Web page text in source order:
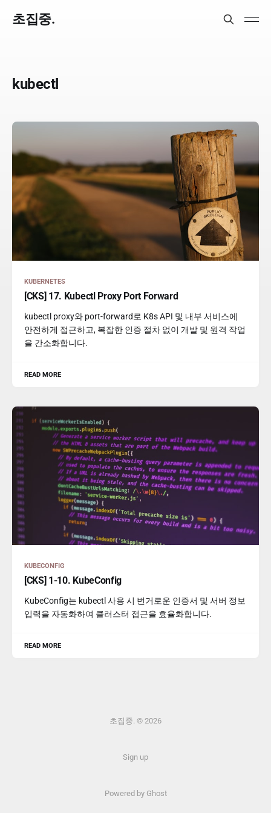
초집중.
kubectl
KUBERNETES
[CKS] 17. Kubectl Proxy Port Forward
kubectl proxy와 port-forward로 K8s API 및 내부 서비스에
안전하게 접근하고, 복잡한 인증 절차 없이 개발 및 원격 작업
을 간소화합니다.
READ MORE
KUBECONFIG
[CKS] 1-10. KubeConfig
KubeConfig는 kubectl 사용 시 번거로운 인증서 및 서버 정보
입력을 자동화하여 클러스터 접근을 효율화합니다.
READ MORE
초집중. © 2026
Sign up
Powered by Ghost